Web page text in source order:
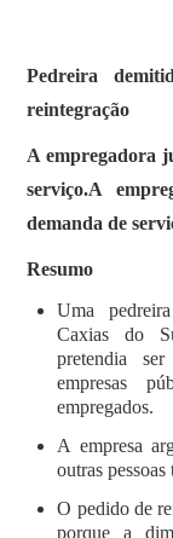
Pedreira
reintegração
A empregadora
serviço.A
demanda de
Resumo
Uma
Caxias do
pretendia
empresas
empregados.
A empresa
outras
O pedido de
porque a